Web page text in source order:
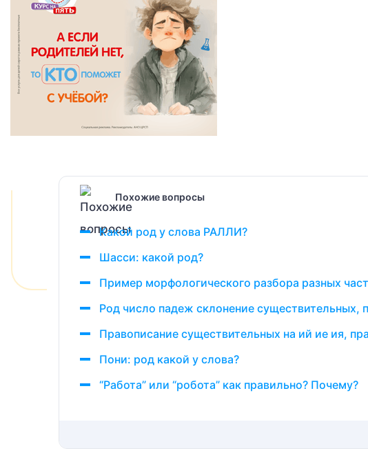
Похожие вопросы
Какой род у слова РАЛЛИ?
Шасси: какой род?
Пример морфологического разбора разных
Род число падеж склонение существительных,
Правописание существительных на ий ие ия,
Пони: род какой у слова?
“Работа” или “робота” как правильно? Почему?